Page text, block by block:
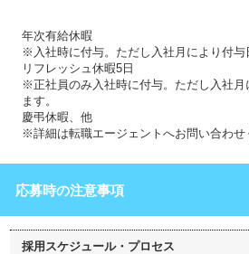
年次有給休暇
※入社時に付与。ただし入社月により付与
リフレッシュ休暇5日
※正社員のみ入社時に付与。ただし入社月
ます。
慶弔休暇、他
※詳細は転職エージェントへお問い合わせ
応募時の注意事項
採用スケジュール・プロセス